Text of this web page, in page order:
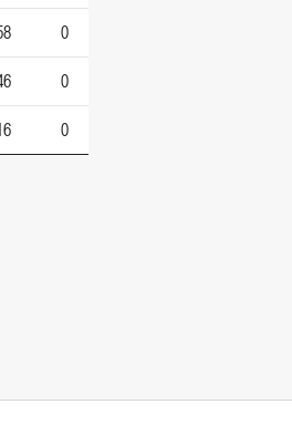
0
0
0